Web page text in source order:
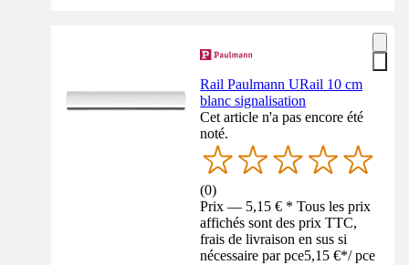
Rail Paulmann URail 10 cm
blanc signalisation
Cet article n'a pas encore été
noté.
(0)
Prix — 5,15 € * Tous les prix
affichés sont des prix TTC,
frais de livraison en sus si
nécessaire par pce5,15 €*/ pce